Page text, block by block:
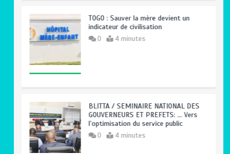
TOGO : Sauver la mère devient un
indicateur de civilisation
0 4 minutes
BLITTA / SEMINAIRE NATIONAL DES
GOUVERNEURS ET PREFETS: … Vers
l’optimisation du service public
0 4 minutes